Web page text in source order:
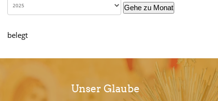
Gehe zu Monat
belegt
Unser Glaube